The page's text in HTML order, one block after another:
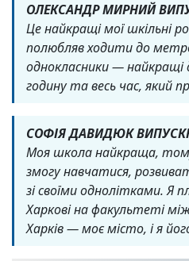
ОЛЕКСАНДР МИРНИЙ
Це найкращі мої шкільні
полюбляв ходити до
однокласники — найкращі
годину та весь час, який
СОФІЯ ДАВИДЮК
Моя школа найкраща,
змогу навчатися,
зі своїми однолітками. Я
Харкові на факультеті
Харків — моє місто, і я